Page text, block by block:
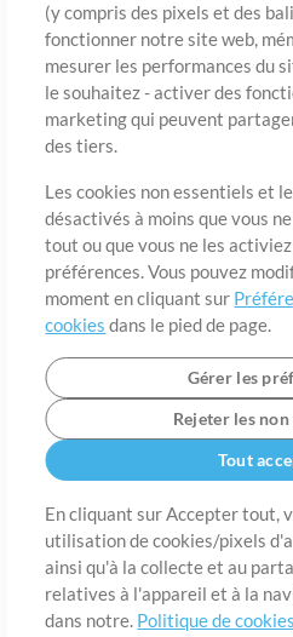
(y compris des pixels et des
fonctionner notre site web,
mesurer les performances du
le souhaitez - activer des
marketing qui peuvent
des tiers.
Les cookies non essentiels et
désactivés à moins que vous
tout ou que vous ne les
préférences. Vous pouvez
moment en cliquant sur
cookies dans le pied de page.
Gérer les
Rejeter les
Tout
En cliquant sur Accepter tout,
utilisation de cookies/pixels
ainsi qu'à la collecte et au
relatives à l'appareil et à la
dans notre. Politique de cookies
Ville
Pays
Étât
A propos de Conditions d’utilisation
matière de cookies
©2006-2026 par MultiTracks